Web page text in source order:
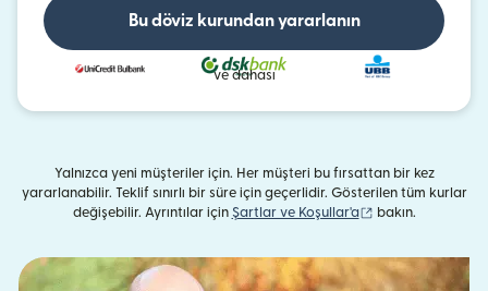
Bu döviz kurundan yararlanın
ve dahası
Yalnızca yeni müşteriler için. Her müşteri bu fırsattan bir kez
yararlanabilir. Teklif sınırlı bir süre için geçerlidir. Gösterilen tüm kurlar
değişebilir. Ayrıntılar için Şartlar ve Koşullar'a (yeni pencerede
bakın.